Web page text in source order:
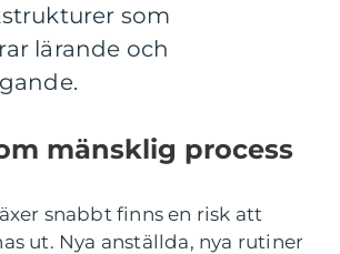
som
lärande och
mänsklig process
snabbt finns en risk att
ut. Nya anställda, nya rutiner